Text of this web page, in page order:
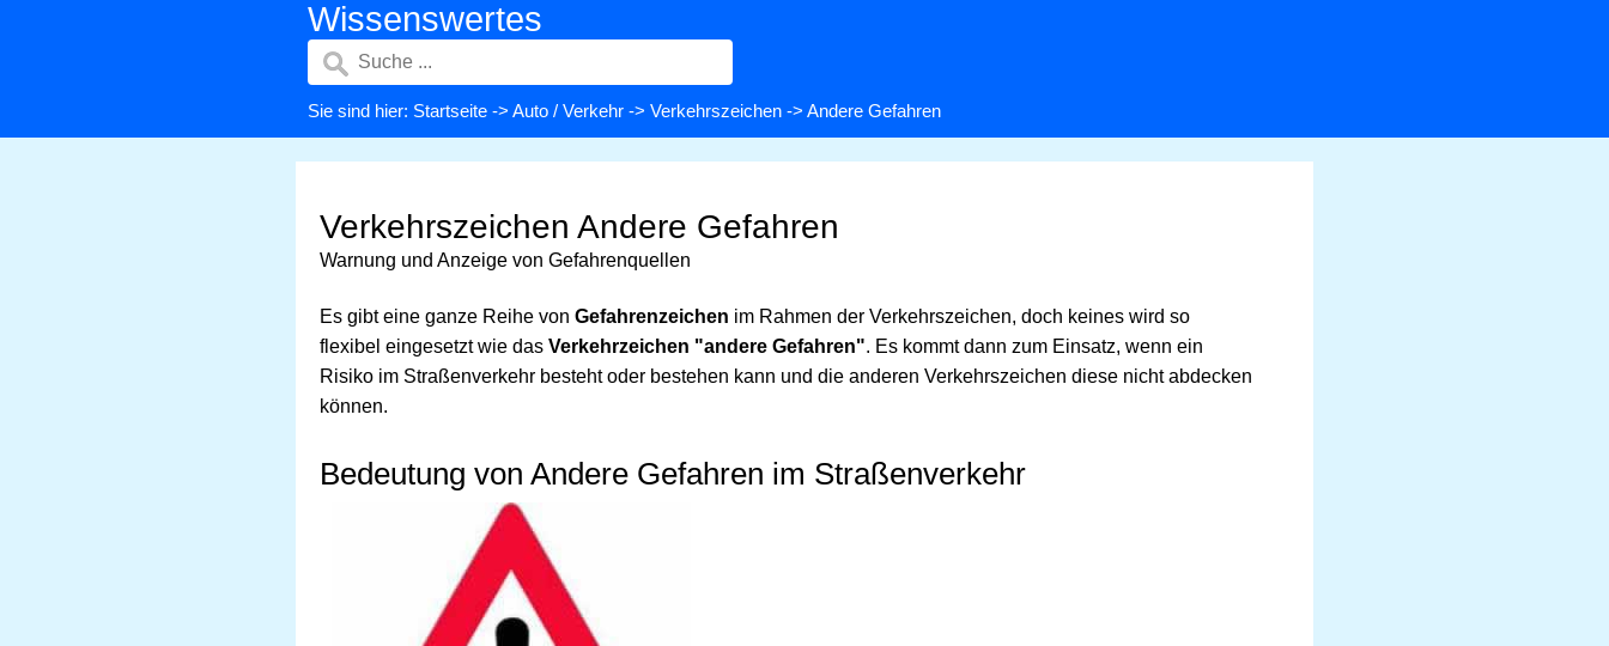
Wissenswertes
Sie sind hier: Startseite -> Auto / Verkehr -> Verkehrszeichen -> Andere Gefahren
Verkehrszeichen Andere Gefahren
Warnung und Anzeige von Gefahrenquellen
Es gibt eine ganze Reihe von Gefahrenzeichen im Rahmen der Verkehrszeichen, doch keines wird so
flexibel eingesetzt wie das Verkehrzeichen "andere Gefahren". Es kommt dann zum Einsatz, wenn ein
Risiko im Straßenverkehr besteht oder bestehen kann und die anderen Verkehrszeichen diese nicht abdecken
können.
Bedeutung von Andere Gefahren im Straßenverkehr